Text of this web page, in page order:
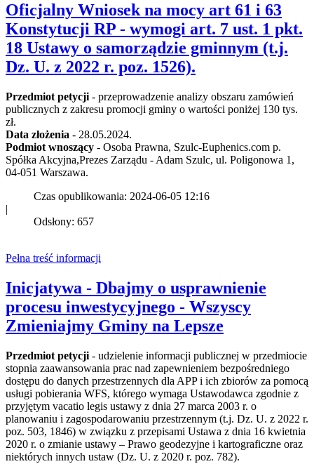
Oficjalny Wniosek na mocy art 61 i 63
Konstytucji RP - wymogi art. 7 ust. 1 pkt.
18 Ustawy o samorządzie gminnym (t.j.
Dz. U. z 2022 r. poz. 1526).
Przedmiot petycji - przeprowadzenie analizy obszaru zamówień
publicznych z zakresu promocji gminy o wartości poniżej 130 tys.
zł.
Data złożenia - 28.05.2024.
Podmiot wnoszący - Osoba Prawna, Szulc-Euphenics.com p.
Spółka Akcyjna,Prezes Zarządu - Adam Szulc, ul. Poligonowa 1,
04-051 Warszawa.
Czas opublikowania: 2024-06-05 12:16
|
Odsłony: 657
Pełna treść informacji
Inicjatywa - Dbajmy o usprawnienie
procesu inwestycyjnego - Wszyscy
Zmieniajmy Gminy na Lepsze
Przedmiot petycji - udzielenie informacji publicznej w przedmiocie
stopnia zaawansowania prac nad zapewnieniem bezpośredniego
dostępu do danych przestrzennych dla APP i ich zbiorów za pomocą
usługi pobierania WFS, którego wymaga Ustawodawca zgodnie z
przyjętym vacatio legis ustawy z dnia 27 marca 2003 r. o
planowaniu i zagospodarowaniu przestrzennym (t.j. Dz. U. z 2022 r.
poz. 503, 1846) w związku z przepisami Ustawa z dnia 16 kwietnia
2020 r. o zmianie ustawy – Prawo geodezyjne i kartograficzne oraz
niektórych innych ustaw (Dz. U. z 2020 r. poz. 782).